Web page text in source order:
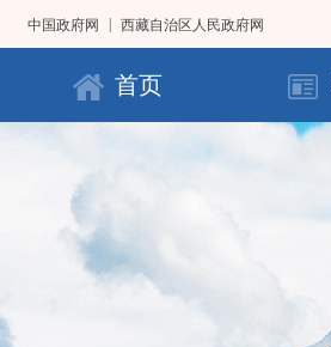
中国政府网 西藏自治区人民政府网
首页